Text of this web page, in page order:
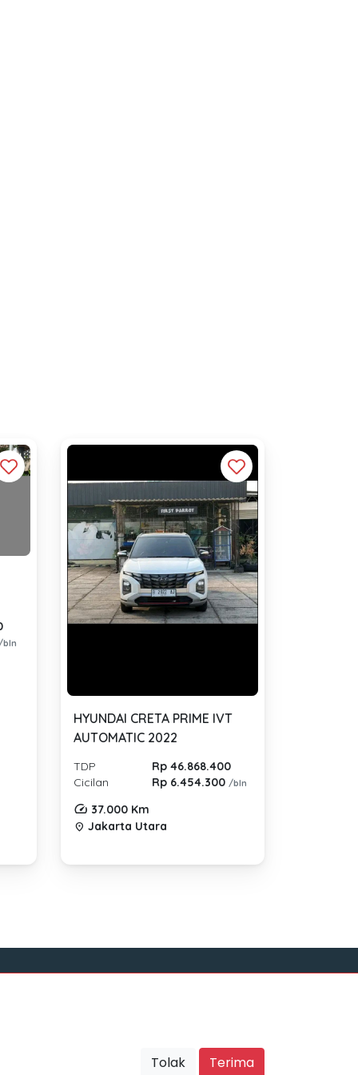
bln
HYUNDAI CRETA PRIME IVT
AUTOMATIC 2022
TDP
Rp 46.868.400
Cicilan
Rp 6.454.300/bln
37.000 Km
location_on Jakarta Utara
Tolak Terima